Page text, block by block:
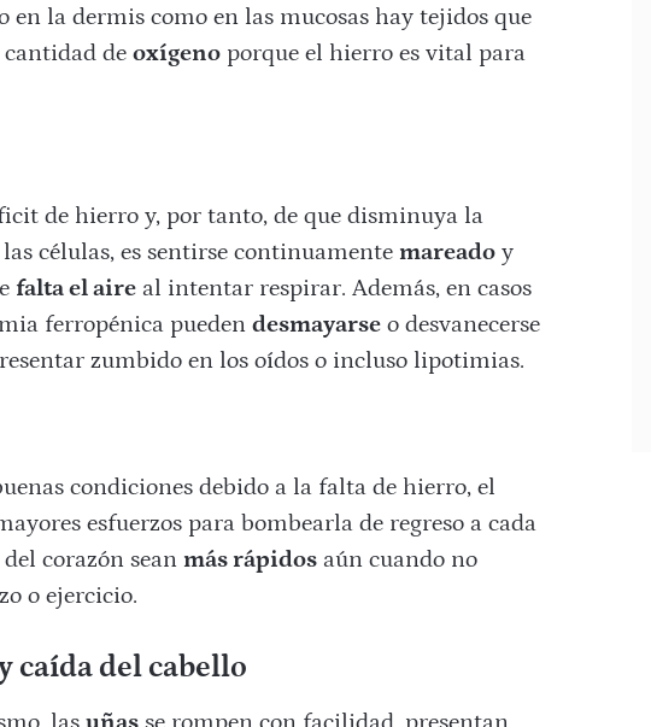
en la dermis como en las mucosas hay tejidos que
de oxígenoporque el hierro es vital para
de hierro y, por tanto, de que disminuya la
células, es sentirse continuamente mareadoy
falta el aireal intentar respirar. Además, en casos
ferropénica pueden desmayarseo desvanecerse
zumbido en los oídos o incluso lipotimias.
condiciones debido a la falta de hierro, el
esfuerzos para bombearla de regreso a cada
corazón sean más rápidosaún cuando no
o ejercicio.
caída del cabello